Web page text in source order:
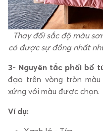
Thay đổi sắc độ màu
có được sự đồng nhất
3- Nguyên tắc phối bổ
đạo trên vòng tròn
xứng với màu được chọn.
Ví dụ: